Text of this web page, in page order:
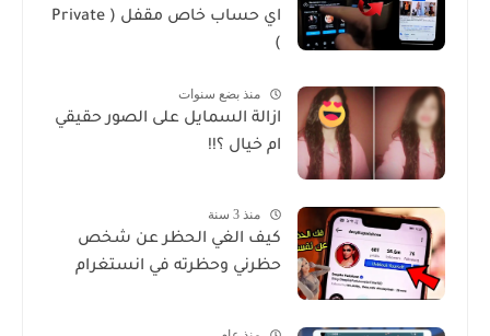
اي حساب خاص مقفل ( Private
)
منذ بضع سنوات
ازالة السمايل على الصور حقيقي
ام خيال ؟!!
منذ 3 سنة
كيف الغي الحظر عن شخص
حظرني وحظرته في انستغرام